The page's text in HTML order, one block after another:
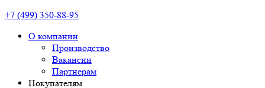
+7 (499) 350-88-95
О компании
Производство
Вакансии
Партнерам
Покупателям